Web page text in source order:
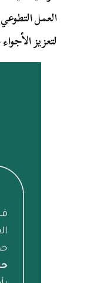
العمل
لتعزيز